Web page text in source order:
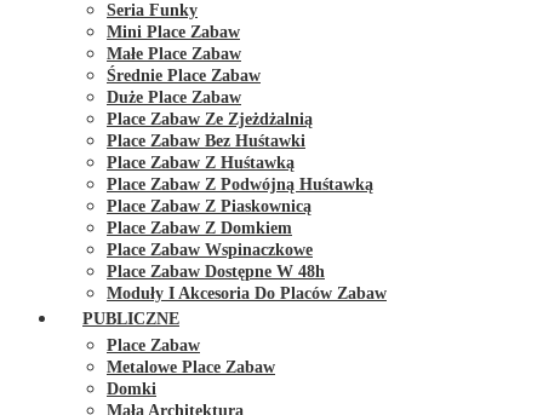
Seria Funky
Mini Place Zabaw
Małe Place Zabaw
Średnie Place Zabaw
Duże Place Zabaw
Place Zabaw Ze Zjeżdżalnią
Place Zabaw Bez Huśtawki
Place Zabaw Z Huśtawką
Place Zabaw Z Podwójną Huśtawką
Place Zabaw Z Piaskownicą
Place Zabaw Z Domkiem
Place Zabaw Wspinaczkowe
Place Zabaw Dostępne W 48h
Moduły I Akcesoria Do Placów Zabaw
PUBLICZNE
Place Zabaw
Metalowe Place Zabaw
Domki
Mała Architektura